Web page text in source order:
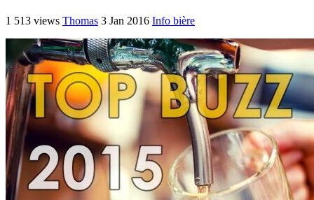
1 513 views Thomas 3 Jan 2016 Info bière